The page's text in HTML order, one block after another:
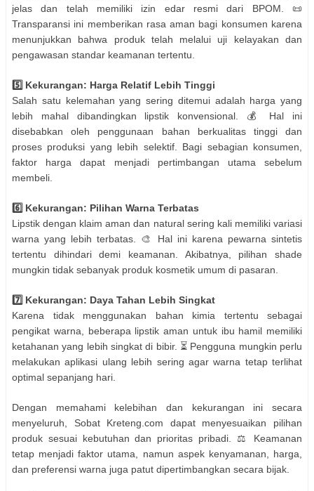
jelas dan telah memiliki izin edar resmi dari BPOM. 📜
Transparansi ini memberikan rasa aman bagi konsumen karena
menunjukkan bahwa produk telah melalui uji kelayakan dan
pengawasan standar keamanan tertentu.
5️⃣ Kekurangan: Harga Relatif Lebih Tinggi
Salah satu kelemahan yang sering ditemui adalah harga yang
lebih mahal dibandingkan lipstik konvensional. 💰 Hal ini
disebabkan oleh penggunaan bahan berkualitas tinggi dan
proses produksi yang lebih selektif. Bagi sebagian konsumen,
faktor harga dapat menjadi pertimbangan utama sebelum
membeli.
6️⃣ Kekurangan: Pilihan Warna Terbatas
Lipstik dengan klaim aman dan natural sering kali memiliki variasi
warna yang lebih terbatas. 🎨 Hal ini karena pewarna sintetis
tertentu dihindari demi keamanan. Akibatnya, pilihan shade
mungkin tidak sebanyak produk kosmetik umum di pasaran.
7️⃣ Kekurangan: Daya Tahan Lebih Singkat
Karena tidak menggunakan bahan kimia tertentu sebagai
pengikat warna, beberapa lipstik aman untuk ibu hamil memiliki
ketahanan yang lebih singkat di bibir. ⏳ Pengguna mungkin perlu
melakukan aplikasi ulang lebih sering agar warna tetap terlihat
optimal sepanjang hari.
Dengan memahami kelebihan dan kekurangan ini secara
menyeluruh, Sobat Kreteng.com dapat menyesuaikan pilihan
produk sesuai kebutuhan dan prioritas pribadi. ⚖️ Keamanan
tetap menjadi faktor utama, namun aspek kenyamanan, harga,
dan preferensi warna juga patut dipertimbangkan secara bijak.